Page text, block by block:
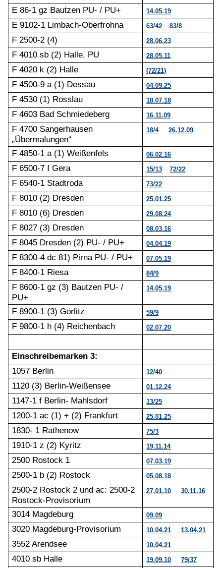
E 86-1 gz Bautzen PU- / PU+
14.05.19
E 9102-1 Limbach-Oberfrohna 63/42 83/8
F 2500-2 (4) 28.06.23
F 4010 sb (2) Halle, PU 28.05.11
F 4020 k (2) Halle (72/21)
F 4500-9 a (1) Dessau 04.09.25
F 4530 (1) Rosslau 18.07.18
F 4603 Bad Schmiedeberg 16.11.09
F 4700 Sangerhausen
„Übermalungen“
18/4 26.12.09
F 4850-1 a (1) Weißenfels 06.02.16
F 6500-7 I Gera 15/13 72/22
F 6540-1 Stadtroda 73/22
F 8010 (2) Dresden 25.01.25
F 8010 (6) Dresden 29.08.24
F 8027 (3) Dresden 08.03.16
F 8045 Dresden (2) PU- / PU+ 04.04.19
F 8300-4 dc 81) Pirna PU- / PU+ 07.05.19
F 8400-1 Riesa 84/9
F 8600-1 gz (3) Bautzen PU- /
PU+
14.05.19
F 8900-1 (3) Görlitz 59/9
F 9800-1 h (4) Reichenbach 02.07.20
Einschreibemarken 3:
1057 Berlin
12/40
1120 (3) Berlin-Weißensee 01.12.24
1147-1 f Berlin- Mahlsdorf 13/25
1200-1 ac (1) + (2) Frankfurt 25.01.25
1830- 1 Rathenow 75/3
1910-1 z (2) Kyritz 19.11.14
2500 Rostock 1 07.03.19
2500-1 b (2) Rostock 05.08.18
2500-2 Rostock 2 und ac: 2500-2
Rostock-Provisorium
27.01.10 30.11.16
3014 Magdeburg 09.09
3020 Magdeburg-Provisorium 10.04.21 13.04.21
3552 Arendsee 10.04.21
4010 sb Halle 19.09.10 79/37